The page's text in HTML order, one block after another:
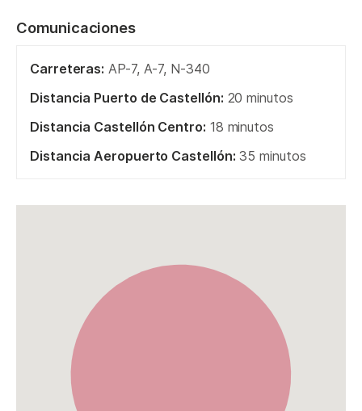
Comunicaciones
Carreteras: AP-7, A-7, N-340
Distancia Puerto de Castellón: 20 minutos
Distancia Castellón Centro: 18 minutos
Distancia Aeropuerto Castellón: 35 minutos